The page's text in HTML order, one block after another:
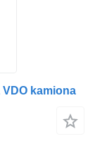
kamiona